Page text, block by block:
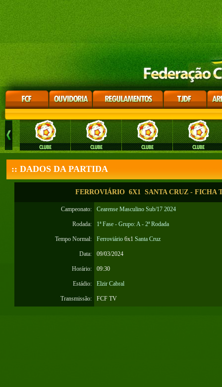
:: DADOS DA PARTIDA
FERROVIÁRIO 6X1 SANTA CRUZ - FICHA
Campeonato: Cearense Masculino Sub/17 2024
Rodada: 1ª Fase - Grupo: A - 2ª Rodada
Tempo Normal: Ferroviário 6x1 Santa Cruz
Data: 09/03/2024
Horário: 09:30
Estádio: Elzir Cabral
Transmissão: FCF TV